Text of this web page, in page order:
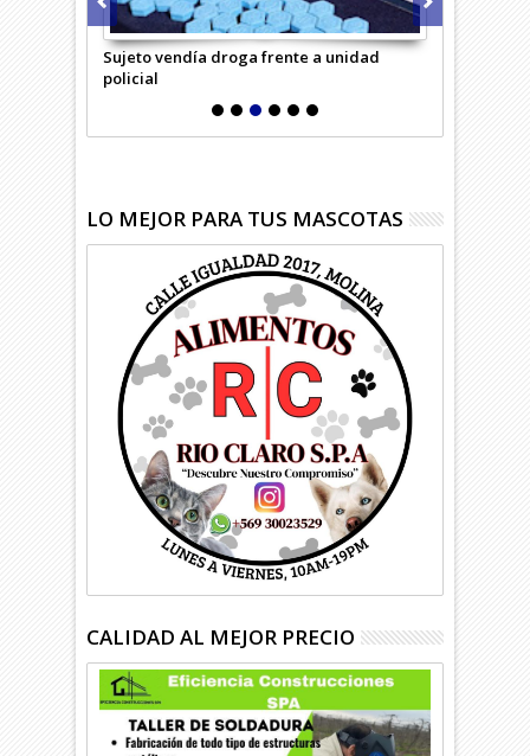
Sujeto vendía droga frente a unidad
policial
LO MEJOR PARA TUS MASCOTAS
CALIDAD AL MEJOR PRECIO